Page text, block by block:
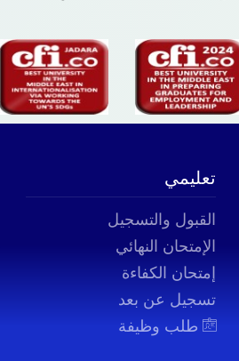
تعليمي
القبول والتسجيل
الإمتحان النهائي
إمتحان الكفاءة
تسجيل عن بعد